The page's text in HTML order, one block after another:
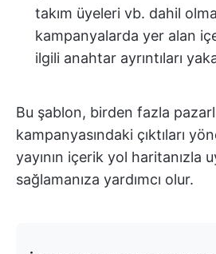
takım üyeleri vb. dahil
kampanyalarda yer alan
ilgili anahtar ayrıntıları
Bu şablon, birden fazla
kampanyasındaki çıktıları
yayının içerik yol haritanızla
sağlamanıza yardımcı olur.